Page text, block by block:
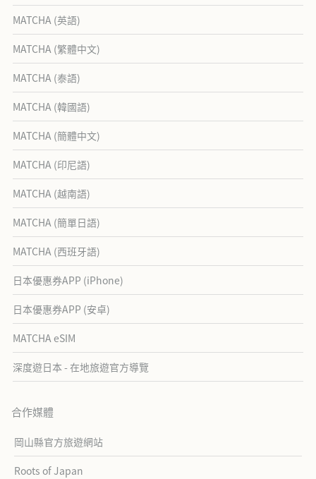
MATCHA (英語)
MATCHA (繁體中文)
MATCHA (泰語)
MATCHA (韓國語)
MATCHA (簡體中文)
MATCHA (印尼語)
MATCHA (越南語)
MATCHA (簡單日語)
MATCHA (西班牙語)
日本優惠券APP (iPhone)
日本優惠券APP (安卓)
MATCHA eSIM
深度遊日本 - 在地旅遊官方導覽
合作媒體
岡山縣官方旅遊網站
Roots of Japan